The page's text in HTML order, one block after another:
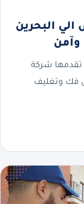
البحرين
تقدمها شركة
فك وتغليف